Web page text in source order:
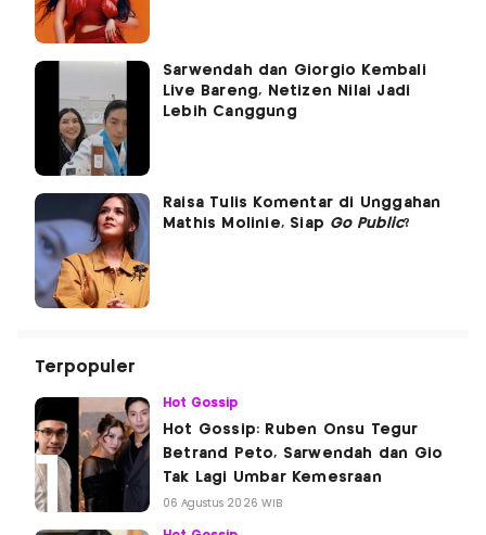
Sarwendah dan Giorgio Kembali
Live Bareng, Netizen Nilai Jadi
Lebih Canggung
Raisa Tulis Komentar di Unggahan
Mathis Molinie, Siap Go Public?
Terpopuler
Hot Gossip
Hot Gossip: Ruben Onsu Tegur
Betrand Peto, Sarwendah dan Gio
Tak Lagi Umbar Kemesraan
06 Agustus 2026 WIB